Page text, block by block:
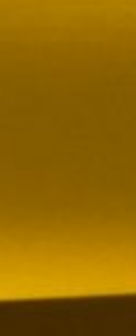
och Finland
i Sverige, samtidigt
avsked från…